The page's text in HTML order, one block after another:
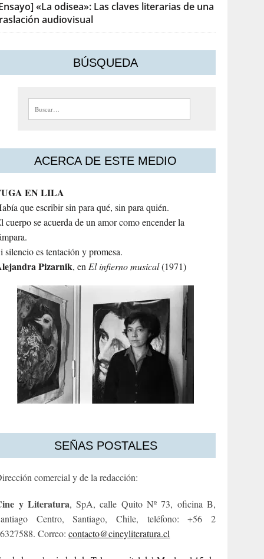
«La odisea»: Las claves literarias de una
audiovisual
BÚSQUEDA
Buscar:
ACERCA DE ESTE MEDIO
EN LILA
que escribir sin para qué, sin para quién.
cuerpo se acuerda de un amor como encender la
silencio es tentación y promesa.
Pizarnik, enEl infierno musical(1971)
SEÑAS POSTALES
comercial y de la redacción:
y Literatura, SpA, calle Quito Nº 73, oficina B,
Centro, Santiago, Chile, teléfono: +56 2
Correo:contacto@cineyliteratura.cl